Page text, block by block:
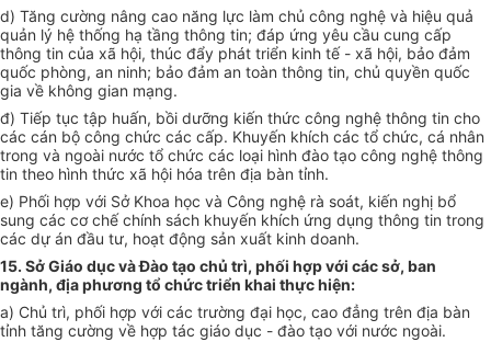
d) Tăng cường nâng cao năng lực làm chủ công nghệ và hiệu quả
quản lý hệ thống hạ tầng thông tin; đáp ứng yêu cầu cung cấp
thông tin của xã hội, thúc đẩy phát triển kinh tế - xã hội, bảo đảm
quốc phòng, an ninh; bảo đảm an toàn thông tin, chủ quyền quốc
gia về không gian mạng.
đ) Tiếp tục tập huấn, bồi dưỡng kiến thức công nghệ thông tin cho
các cán bộ công chức các cấp. Khuyến khích các tổ chức, cá nhân
trong và ngoài nước tổ chức các loại hình đào tạo công nghệ thông
tin theo hình thức xã hội hóa trên địa bàn tỉnh.
e) Phối hợp với Sở Khoa học và Công nghệ rà soát, kiến nghị bổ
sung các cơ chế chính sách khuyến khích ứng dụng thông tin trong
các dự án đầu tư, hoạt động sản xuất kinh doanh.
15. Sở Giáo dục và Đào tạo chủ trì, phối hợp với các sở, ban
ngành, địa phương tổ chức triển khai thực hiện:
a) Chủ trì, phối hợp với các trường đại học, cao đẳng trên địa bàn
tỉnh tăng cường về hợp tác giáo dục - đào tạo với nước ngoài.